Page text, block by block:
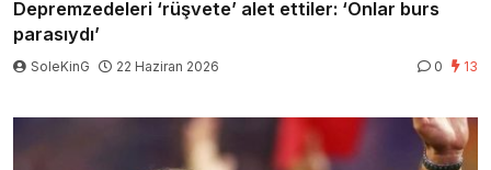
Depremzedeleri ‘rüşvete’ alet ettiler: ‘Onlar burs
parasıydı’
SoleKinG 22 Haziran 2026 0 13